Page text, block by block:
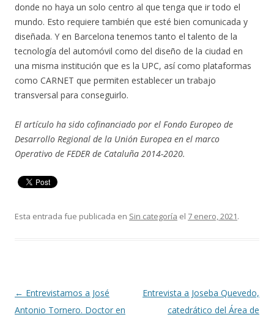
donde no haya un solo centro al que tenga que ir todo el
mundo. Esto requiere también que esté bien comunicada y
diseñada. Y en Barcelona tenemos tanto el talento de la
tecnología del automóvil como del diseño de la ciudad en
una misma institución que es la UPC, así como plataformas
como CARNET que permiten establecer un trabajo
transversal para conseguirlo.
El artículo ha sido cofinanciado por el Fondo Europeo de
Desarrollo Regional de la Unión Europea en el marco
Operativo de FEDER de Cataluña 2014-2020.
Esta entrada fue publicada en Sin categoría el 7 enero, 2021.
Navegación
de
← Entrevistamos a José
Antonio Tornero. Doctor en
Entrevista a Joseba Quevedo,
catedrático del Área de